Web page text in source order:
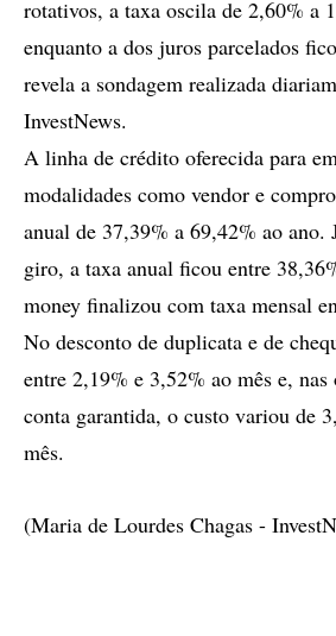
rotativos, a taxa oscila de 2,60% a
enquanto a dos juros parcelados
revela a sondagem realizada
InvestNews.
A linha de crédito oferecida para
modalidades como vendor e
anual de 37,39% a 69,42% ao ano.
giro, a taxa anual ficou entre
money finalizou com taxa mensal
No desconto de duplicata e de
entre 2,19% e 3,52% ao mês e, nas
conta garantida, o custo variou de
mês.
(Maria de Lourdes Chagas -